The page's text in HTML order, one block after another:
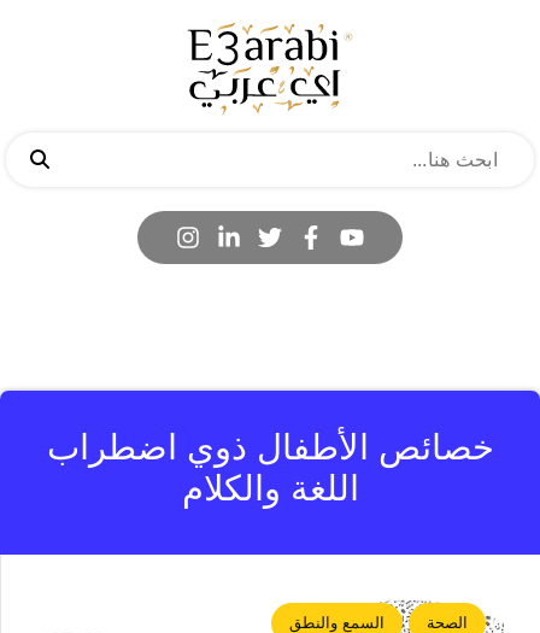
خصائص الأطفال ذوي اضطراب
اللغة والكلام
الصحة السمع والنطق